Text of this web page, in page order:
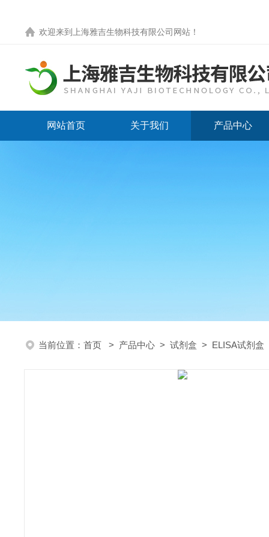
欢迎来到 上海雅吉生物科技有限公司网站 ！
网站首页 关于我们 产品中心
当前位置： 首页 > 产品中心 > 试剂盒 > ELISA试剂盒